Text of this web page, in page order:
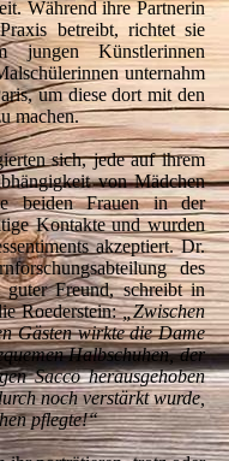
Während ihre Partnerin
betreibt, richtet sie
Künstlerinnen
unternahm
um diese dort mit den
machen.
sich, jede auf ihrem
von Mädchen
beiden Frauen in der
Kontakte und wurden
akzeptiert. Dr.
des
guter Freund, schreibt in
Roederstein:„Zwischen
Gästen wirkte die Dame
Halbschuhen, der
Sacco herausgehoben
noch verstärkt wurde,
pflegte!“